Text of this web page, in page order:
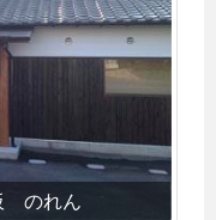
のれん